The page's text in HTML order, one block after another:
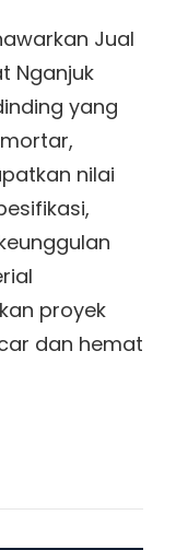
Jual
Nganjuk
yang
nilai
proyek
dan hemat